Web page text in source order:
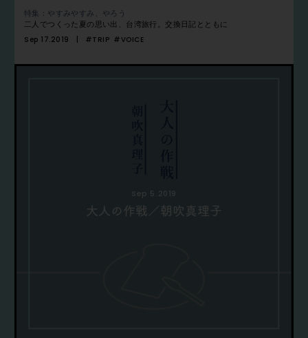
特集：やすみやすみ、やろう
二人でつくった夏の思い出、台湾旅行。交換日記とともに
Sep 17.2019
#TRIP #VOICE
Sep 5.2019
大人の作戦／朝吹真理子